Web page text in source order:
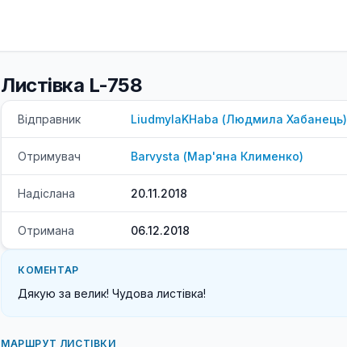
Листівка L-758
Відправник LiudmylaKHaba (Людмила Хабанець)
Отримувач Barvysta (Мар'яна Клименко)
Надіслана 20.11.2018
Отримана 06.12.2018
КОМЕНТАР
Дякую за велик! Чудова листівка!
МАРШРУТ ЛИСТІВКИ